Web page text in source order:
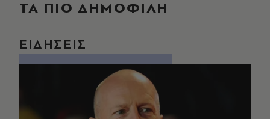
ΤΑ ΠΙΟ ΔΗΜΟΦΙΛΗ
ΕΙΔΗΣΕΙΣ